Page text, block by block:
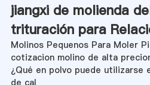
jiangxi de molienda
trituración para
Molinos Pequenos Para Moler
cotizacion molino de alta
¿Qué en polvo puede utilizarse
de cal